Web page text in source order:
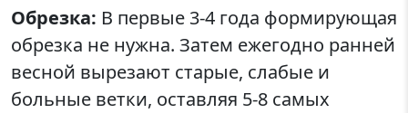
Обрезка: В первые 3-4 года формирующая
обрезка не нужна. Затем ежегодно ранней
весной вырезают старые, слабые и
больные ветки, оставляя 5-8 самых